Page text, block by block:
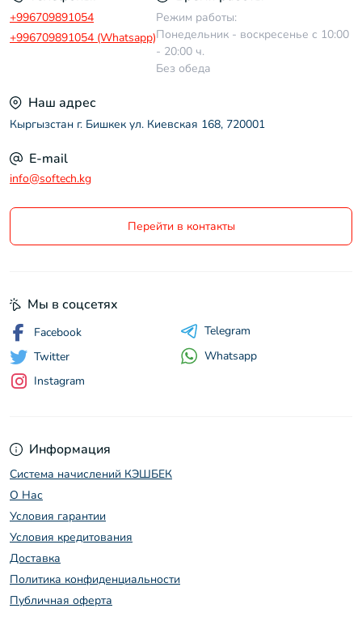
+996709891054
+996709891054 (Whatsapp)
Режим работы:
Понедельник - воскресенье с 10:00
- 20:00 ч.
Без обеда
Наш адрес
Кыргызстан г. Бишкек ул. Киевская 168, 720001
E-mail
info@softech.kg
Перейти в контакты
Информация
Система начислений КЭШБЕК
О Нас
Условия гарантии
Условия кредитования
Доставка
Политика конфиденциальности
Публичная оферта
Мы в соцсетях
Facebook
Twitter
Instagram
Telegram
Whatsapp
S
Здравствуйте! 👋
Чем можем помочь?